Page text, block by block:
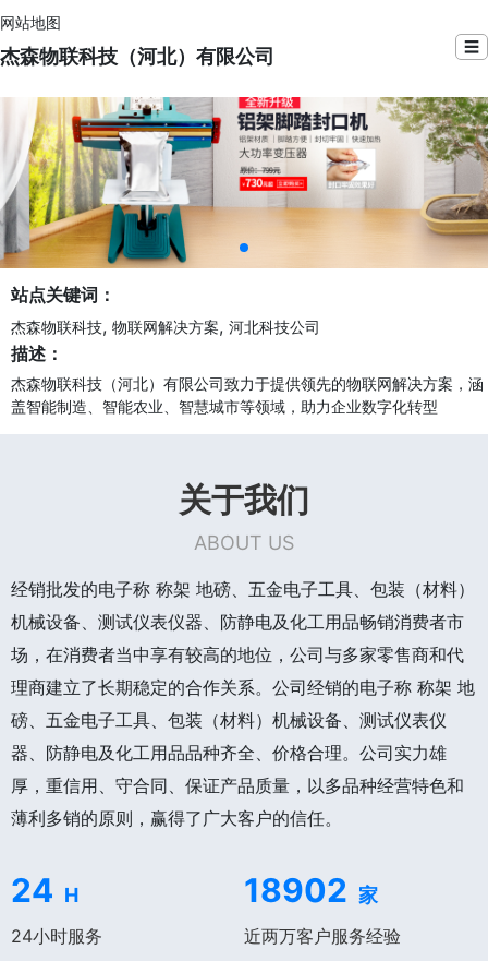
网站地图
杰森物联科技（河北）有限公司 ☰
站点关键词：
杰森物联科技, 物联网解决方案, 河北科技公司
描述：
杰森物联科技（河北）有限公司致力于提供领先的物联网解决方案，涵
盖智能制造、智能农业、智慧城市等领域，助力企业数字化转型
关于我们
ABOUT US
经销批发的电子称 称架 地磅、五金电子工具、包装（材料）
机械设备、测试仪表仪器、防静电及化工用品畅销消费者市
场，在消费者当中享有较高的地位，公司与多家零售商和代
理商建立了长期稳定的合作关系。公司经销的电子称 称架 地
磅、五金电子工具、包装（材料）机械设备、测试仪表仪
器、防静电及化工用品品种齐全、价格合理。公司实力雄
厚，重信用、守合同、保证产品质量，以多品种经营特色和
薄利多销的原则，赢得了广大客户的信任。
24 H
24小时服务
18902 家
近两万客户服务经验